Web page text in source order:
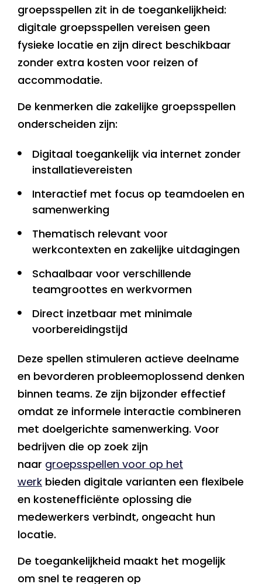
groepsspellen zit in de toegankelijkheid:
digitale groepsspellen vereisen geen
fysieke locatie en zijn direct beschikbaar
zonder extra kosten voor reizen of
accommodatie.
De kenmerken die zakelijke groepsspellen
onderscheiden zijn:
Digitaal toegankelijk via internet zonder
installatievereisten
Interactief met focus op teamdoelen en
samenwerking
Thematisch relevant voor
werkcontexten en zakelijke uitdagingen
Schaalbaar voor verschillende
teamgroottes en werkvormen
Direct inzetbaar met minimale
voorbereidingstijd
Deze spellen stimuleren actieve deelname
en bevorderen probleemoplossend denken
binnen teams. Ze zijn bijzonder effectief
omdat ze informele interactie combineren
met doelgerichte samenwerking. Voor
bedrijven die op zoek zijn
naar groepsspellen voor op het
werk bieden digitale varianten een flexibele
en kostenefficiënte oplossing die
medewerkers verbindt, ongeacht hun
locatie.
De toegankelijkheid maakt het mogelijk
om snel te reageren op